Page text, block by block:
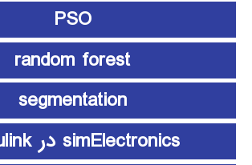
PSO
random forest
segmentation
simElectronics در Simulink